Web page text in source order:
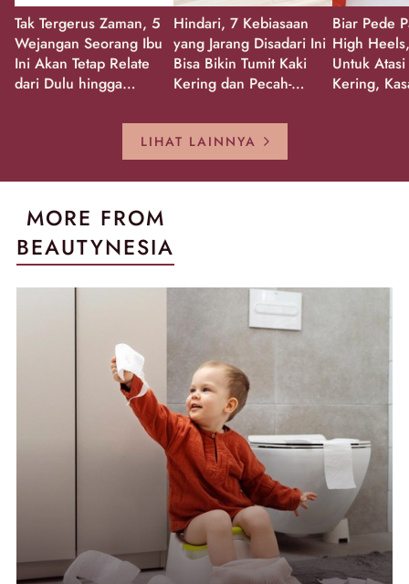
Tak Tergerus Zaman, 5
Wejangan Seorang Ibu
Ini Akan Tetap Relate
dari Dulu hingga
Hindari, 7 Kebiasaan
yang Jarang Disadari Ini
Bisa Bikin Tumit Kaki
Kering dan Pecah-
Biar Pede
High
Untuk
Kering,
LIHAT LAINNYA
MORE FROM
BEAUTYNESIA